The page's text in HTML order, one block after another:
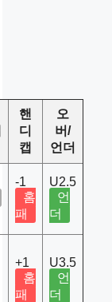
핸
디
캡
오
버/
언더
-1
홈
패
U2.5
언
더
+1
홈
패
U3.5
언
더